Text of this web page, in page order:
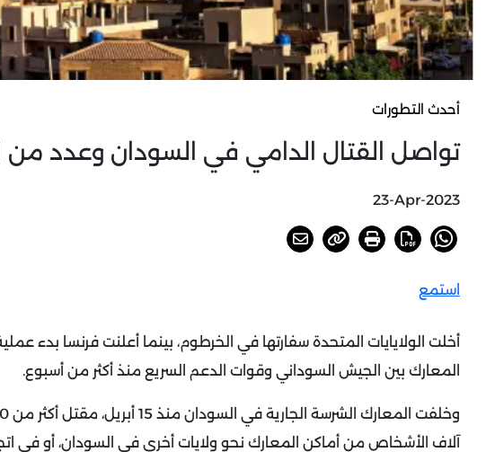
أحدث التطورات
تواصل القتال الدامي في السودان وعدد من
23-Apr-2023
استمع
أخلت الولايايات المتحدة سفارتها في الخرطوم، بينما أعلنت فرنسا بدء
المعارك بين الجيش السوداني وقوات الدعم السريع منذ أكثر من أسبوع.
آلاف الأشخاص من أماكن المعارك نحو ولايات أخرى في السودان، أو في